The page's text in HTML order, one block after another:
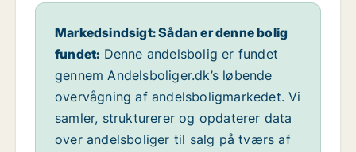
Markedsindsigt: Sådan er denne bolig
fundet: Denne andelsbolig er fundet
gennem Andelsboliger.dk’s løbende
overvågning af andelsboligmarkedet. Vi
samler, strukturerer og opdaterer data
over andelsboliger til salg på tværs af